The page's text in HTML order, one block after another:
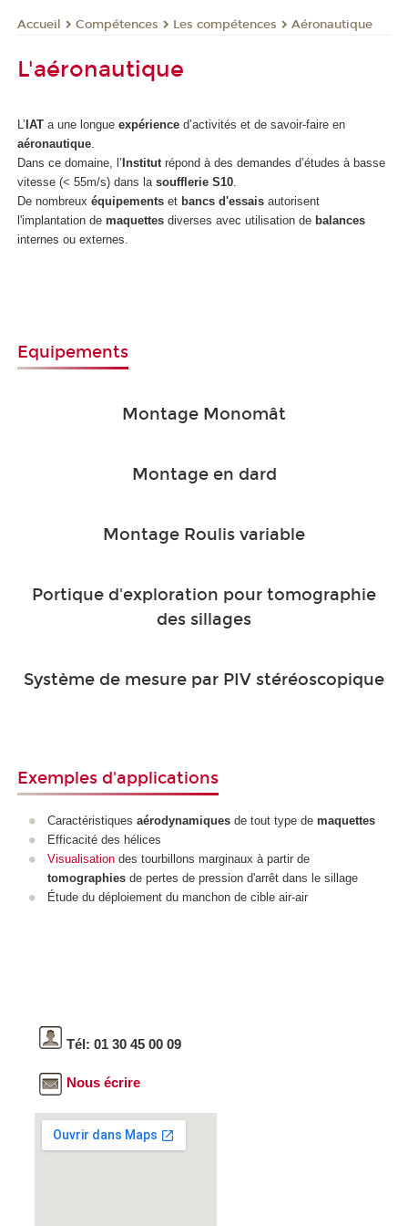
Accueil Compétences Les compétences Aéronautique
L'aéronautique
L’IAT a une longue expérience d’activités et de savoir-faire en
aéronautique
Dans ce domaine, l’Institut répond à des demandes d’études à basse
vitesse (< 55m/s) dans la soufflerie S10
De nombreux équipements et bancs d'essais autorisent
l'implantation de maquettes diverses avec utilisation de balances
internes ou externes.
Equipements
Montage Monomât
Montage en dard
Montage Roulis variable
Portique d'exploration pour tomographie
des sillages
Système de mesure par PIV stéréoscopique
Exemples d'applications
Caractéristiques aérodynamiquesde tout type de maquettes
Efficacité des hélices
Visualisationdes tourbillons marginaux à partir de
tomographiesde pertes de pression d'arrêt dans le sillage
Étude du déploiement du manchon de cible air-air
Tél: 01 30 45 00 09
Nous écrire